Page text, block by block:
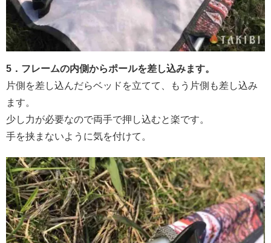
5．フレームの内側からポールを差し込みます。
片側を差し込んだらベッドを立てて、もう片側も差し込み
ます。
少し力が必要なので両手で押し込むと楽です。
手を挟まないように気を付けて。